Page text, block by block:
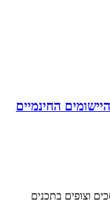
החינמיים
וצופים בתכנים